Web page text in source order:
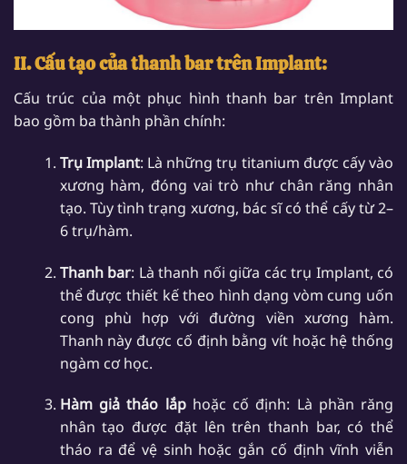
II. Cấu tạo của thanh bar trên Implant:
Cấu trúc của một phục hình thanh bar trên Implant
bao gồm ba thành phần chính:
Trụ Implant: Là những trụ titanium được cấy vào
xương hàm, đóng vai trò như chân răng nhân
tạo. Tùy tình trạng xương, bác sĩ có thể cấy từ 2–
6 trụ/hàm.
Thanh bar: Là thanh nối giữa các trụ Implant, có
thể được thiết kế theo hình dạng vòm cung uốn
cong phù hợp với đường viền xương hàm.
Thanh này được cố định bằng vít hoặc hệ thống
ngàm cơ học.
Hàm giả tháo lắphoặc cố định: Là phần răng
nhân tạo được đặt lên trên thanh bar, có thể
tháo ra để vệ sinh hoặc gắn cố định vĩnh viễn